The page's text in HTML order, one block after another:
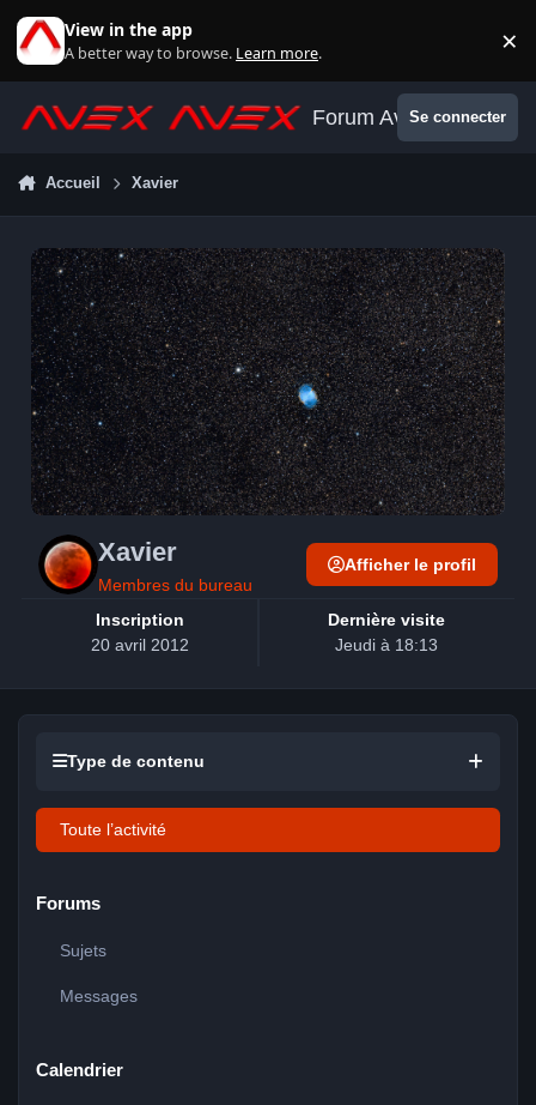
View in the app
A better way to browse. Learn more. ×
Forum AvexSe connecter
Accueil Xavier
Xavier
Membres du bureau
Inscription
20 avril 2012
Dernière visite
Jeudi à 18:13
Afficher le profil
Type de contenu
Toute l’activité
Forums
Sujets
Messages
Calendrier